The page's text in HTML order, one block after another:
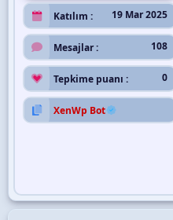
Katılım 19 Mar 2025
Mesajlar 108
Tepkime puanı 0
XenWp Bot